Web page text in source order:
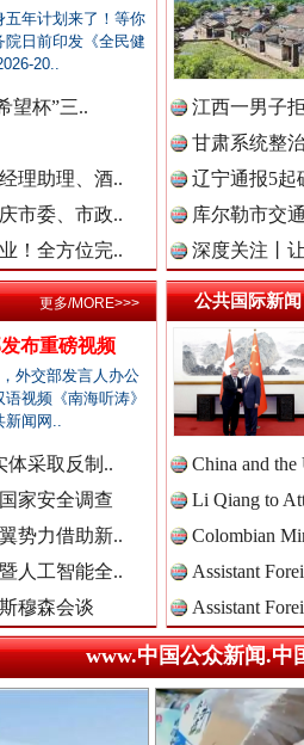
制新闻网.
治新闻网.
院新闻网.
察新闻网.
药新闻网.
业新闻网.
业新闻网.
大吉！ 三轮上
在骂我”
五年计划来了！等你
院日前印发《全民健
20..
望杯”三..
理助理、酒..
市委、市政..
！全方位完..
江西一男子
甘肃系统整
辽宁通报5起
库尔勒市交
深度关注丨
布重磅视频
外交部发言人办公
视频《南海听涛》
新闻网..
体采取反制..
家安全调查
势力借助新..
人工智能全..
穆森会谈
更多/MORE>>> 公共国际新闻
China and
Li Qiang to
Colombian
Assistant
Assistant
www.中国公众新闻.中